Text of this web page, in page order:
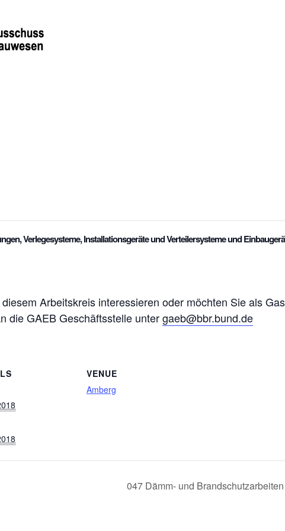
Verlegesysteme, Installationsgeräte und Verteilersysteme und
Arbeitskreis interessieren oder möchten Sie als
die GAEB Geschäftsstelle untergaeb@bbr.bund.de
VENUE
Amberg
047 Dämm- und